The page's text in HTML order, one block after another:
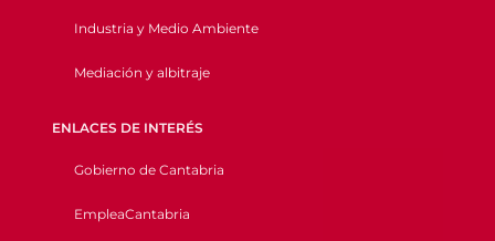
Industria y Medio Ambiente
Mediación y albitraje
ENLACES DE INTERÉS
Gobierno de Cantabria
EmpleaCantabria